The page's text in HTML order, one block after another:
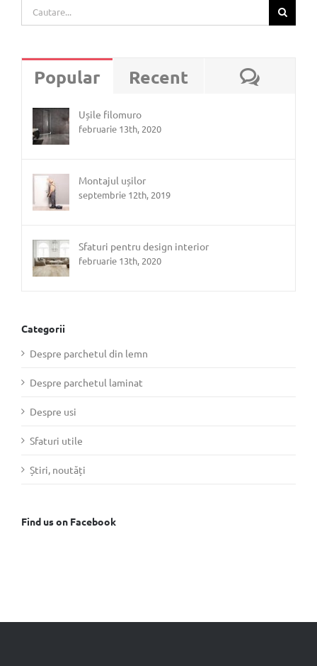
Popular Recent
Ușile filomuro
februarie 13th, 2020
Montajul ușilor
septembrie 12th, 2019
Sfaturi pentru design interior
februarie 13th, 2020
Categorii
Despre parchetul din lemn
Despre parchetul laminat
Despre usi
Sfaturi utile
Știri, noutăți
Find us on Facebook